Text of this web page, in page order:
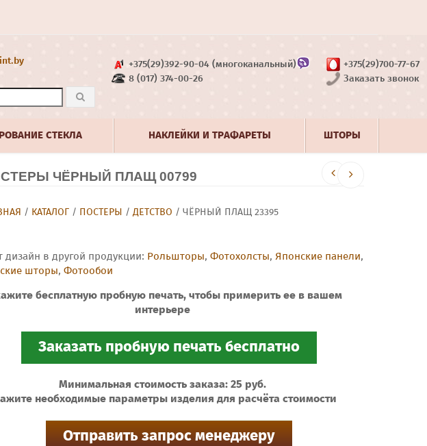
+375(29)392-90-04 (многоканальный)
8 (017) 374-00-26
+375(29)700-77-67
Заказать звонок
СТЕКЛА НАКЛЕЙКИ И ТРАФАРЕТЫ ШТОРЫ
ЧЁРНЫЙ ПЛАЩ 00799
/ КАТАЛОГ / ПОСТЕРЫ / ДЕТСТВО / ЧЁРНЫЙ ПЛАЩ 23395
дизайн в другой продукции: Рольшторы, Фотохолсты, Японские панели,
шторы, Фотообои
бесплатную пробную печать, чтобы примерить ее в вашем
интерьере
Минимальная стоимость заказа: 25 руб.
необходимые параметры изделия для расчёта стоимости